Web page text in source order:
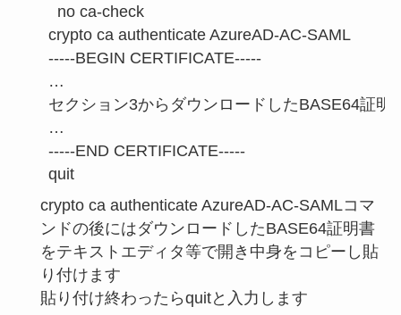
  no ca-check
crypto ca authenticate AzureAD-AC-SAML
-----BEGIN CERTIFICATE-----
…
セクション3からダウンロードしたBASE64証明
…
-----END CERTIFICATE-----
quit
crypto ca authenticate AzureAD-AC-SAMLコマ
ンドの後にはダウンロードしたBASE64証明書
をテキストエディタ等で開き中身をコピーし貼
り付けます
貼り付け終わったらquitと入力します